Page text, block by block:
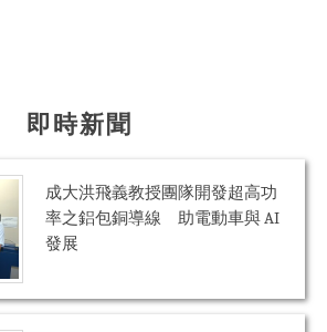
即時新聞
成大洪飛義教授團隊開發超高功
率之鋁包銅導線 助電動車與 AI
發展